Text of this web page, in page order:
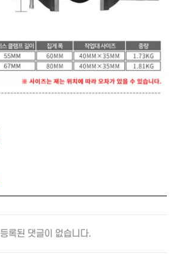
등록된 댓글이 없습니다.